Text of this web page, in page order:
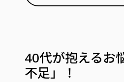
40代が抱えるお
不足」！